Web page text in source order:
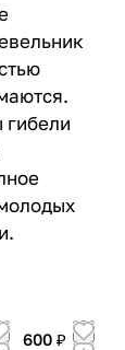
гибели
600 ₽